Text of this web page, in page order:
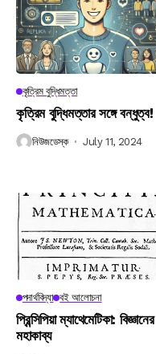
কৃত্রিম বুদ্ধিমত্তা
কৃত্রিম বুদ্ধিমত্তার সঙ্গে বন্ধুত্ব!
নিউজডেস্ক July 11, 2024
পদার্থবিদ্যা বই আলোচনা
প্রিন্সিপিয়া ম্যাথেমেটিকা: বিজ্ঞানের
মহাকাব্য